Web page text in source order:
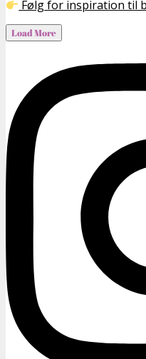
Følg for inspiration til
Load More